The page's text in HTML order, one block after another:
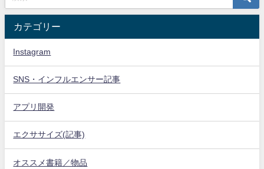
カテゴリー
Instagram
SNS・インフルエンサー記事
アプリ開発
エクササイズ(記事)
オススメ書籍／物品